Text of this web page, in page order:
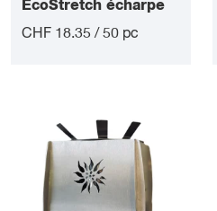
EcoStretch écharpe
CHF 18.35 / 50 pc